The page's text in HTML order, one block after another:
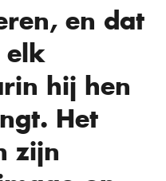
en dat
elk
hij hen
Het
zijn